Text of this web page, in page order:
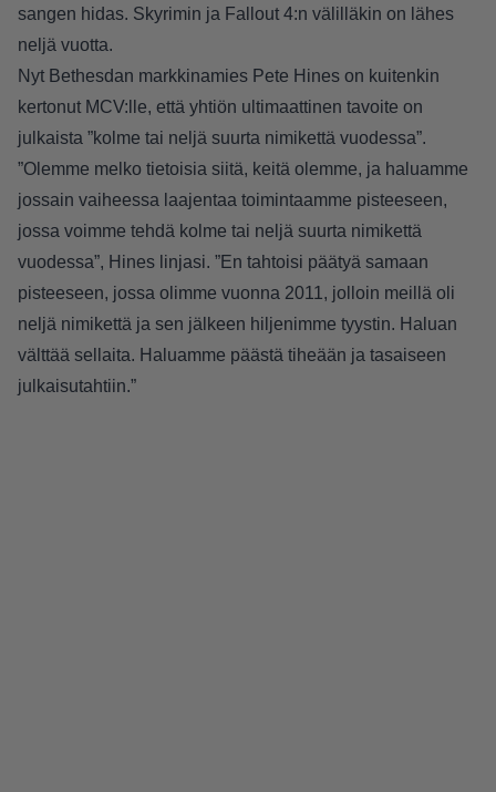
sangen hidas. Skyrimin ja Fallout 4:n välilläkin on lähes
neljä vuotta.
Nyt Bethesdan markkinamies Pete Hines on kuitenkin
kertonut MCV:lle, että yhtiön ultimaattinen tavoite on
julkaista ”kolme tai neljä suurta nimikettä vuodessa”.
”Olemme melko tietoisia siitä, keitä olemme, ja haluamme
jossain vaiheessa laajentaa toimintaamme pisteeseen,
jossa voimme tehdä kolme tai neljä suurta nimikettä
vuodessa”, Hines linjasi. ”En tahtoisi päätyä samaan
pisteeseen, jossa olimme vuonna 2011, jolloin meillä oli
neljä nimikettä ja sen jälkeen hiljenimme tyystin. Haluan
välttää sellaita. Haluamme päästä tiheään ja tasaiseen
julkaisutahtiin.”